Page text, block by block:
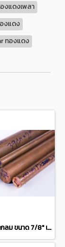
งแดงเพลา
งแดง
ทองแดง
ทองแดง เพลากลม ขนาด 7/8" เกรด C1100 Copper round bar แบ่งขายความยาว 10 เซนติเมตร